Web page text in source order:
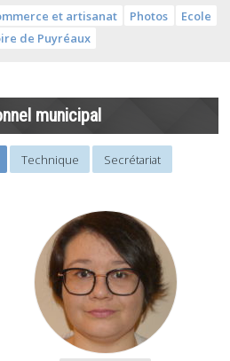
et artisanat Photos
Ecole
de Puyréaux
municipal
Technique Secrétariat